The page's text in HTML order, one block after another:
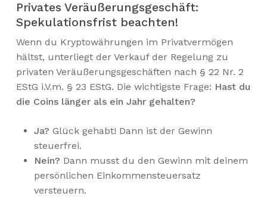
Privates Veräußerungsgeschäft:
Spekulationsfrist beachten!
Wenn du Kryptowährungen im Privatvermögen
hältst, unterliegt der Verkauf der Regelung zu
privaten Veräußerungsgeschäften nach § 22 Nr. 2
EStG i.V.m. § 23 EStG. Die wichtigste Frage: Hast du
die Coins länger als ein Jahr gehalten?
Ja? Glück gehabt! Dann ist der Gewinn
steuerfrei.
Nein? Dann musst du den Gewinn mit deinem
persönlichen Einkommensteuersatz
versteuern.